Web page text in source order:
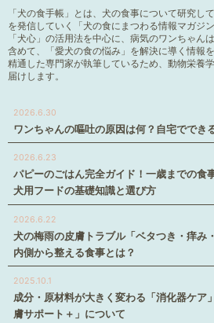
「犬の食手帳」とは、犬の食事について研究し
を発信していく「犬の食にまつわる情報マガジ
「犬心」の活用法を中心に、病気のワンちゃん
含めて、「愛犬の食の悩み」を解決に導く情報
精通した専門家が執筆しているため、動物栄養
届けします。
2026.6.30
ワンちゃんの嘔吐の原因は何？自宅ででき
2026.6.23
パピーのごはん完全ガイド！一歳までの
犬用フードの基礎知識と選び方
2026.6.22
犬の梅雨の皮膚トラブル「ベタつき・痒み
内側から整える食事とは？
2025.10.1
成分・原材料が大きく変わる「消化器ケア
膚サポート＋」について